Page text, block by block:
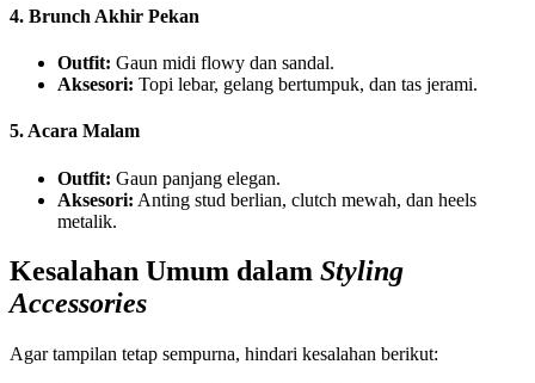
4. Brunch Akhir Pekan
Outfit: Gaun midi flowy dan sandal.
Aksesori: Topi lebar, gelang bertumpuk, dan tas jerami.
5. Acara Malam
Outfit: Gaun panjang elegan.
Aksesori: Anting stud berlian, clutch mewah, dan heels
metalik.
Kesalahan Umum dalam Styling
Accessories
Agar tampilan tetap sempurna, hindari kesalahan berikut: